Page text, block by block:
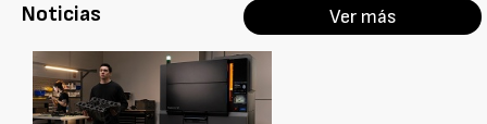
Noticias Ver más